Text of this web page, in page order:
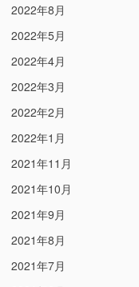
2022年8月
2022年5月
2022年4月
2022年3月
2022年2月
2022年1月
2021年11月
2021年10月
2021年9月
2021年8月
2021年7月